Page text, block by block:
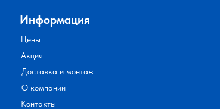
Информация
Цены
Акция
Доставка и монтаж
О компании
Контакты